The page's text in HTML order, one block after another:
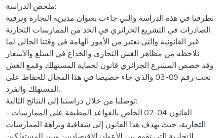
ملخص الدراسة:
تطرقنا في هذه الدراسة والتي جاءت بعنوان مديرية التجارة وترقية
الصادرات في التشريع الجزائري في الحد من الممارسات التجارية
غير القانونية والتي تعتبر من الأمور الهامة في وقتنا الحالي لما
نلاحظه من مظاهر الغش التجاري والخداع في السلع والأسعار.
وقد خصص المشرع الجزائري قانون لحماية المستهلك وقمع الغش
تحت رقم 09-03 والذي جاء خصيصا في هذا المجال للحفاظ على
المستهلك والفرد.
توصلنا من خلال دراستنا إلى النتائج التالية:
- القانون 04-02 الخاص بالقواعد المطبقة على الممارسات
التجارية، حيث يهدف هذا القانون إلى شفافية ونزاهة الممارسات